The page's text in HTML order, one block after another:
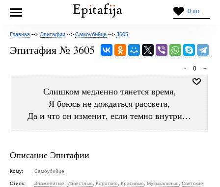
0 шт.
Главная --> Эпитафии --> Самоубийце --> 3605
Эпитафия № 3605
+
0
-
Слишком медленно тянется время,
Я боюсь не дождаться рассвета,
Да и что он изменит, если темно внутри…
Описание Эпитафии
Кому: Самоубийце
Стиль: Знаменитые Известные Короткие Красивые Музыкальные Светские